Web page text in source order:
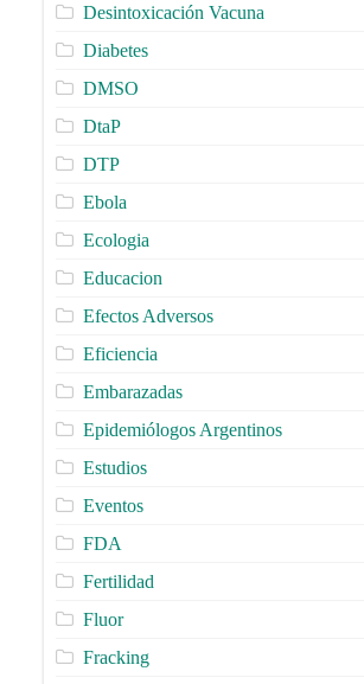
Desintoxicación Vacuna
Diabetes
DMSO
DtaP
DTP
Ebola
Ecologia
Educacion
Efectos Adversos
Eficiencia
Embarazadas
Epidemiólogos Argentinos
Estudios
Eventos
FDA
Fertilidad
Fluor
Fracking